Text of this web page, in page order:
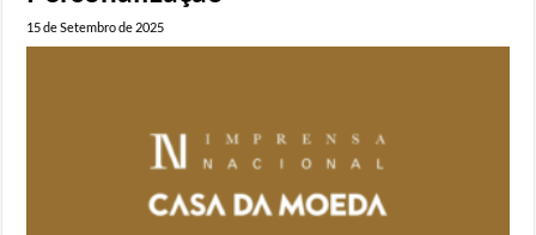
15 de Setembro de 2025